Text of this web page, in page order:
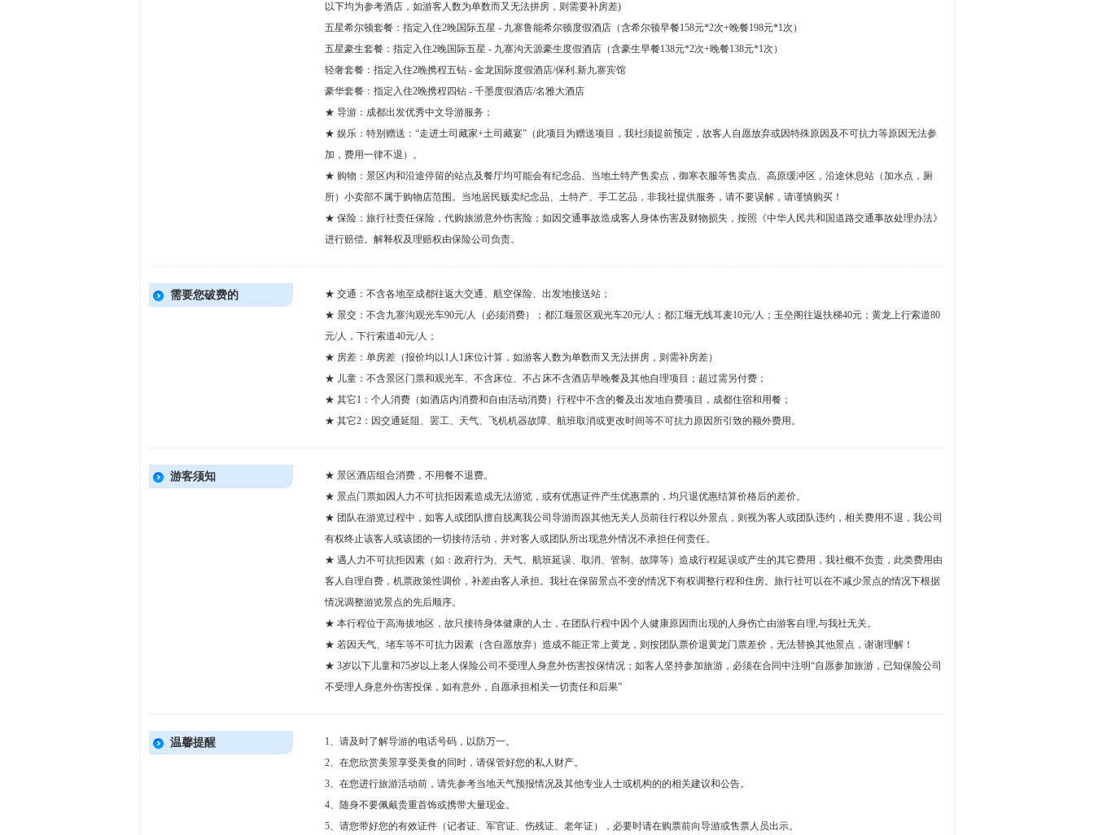
以下均为参考酒店，如游客人数为单数而又无法拼房，则需要补房差)
五星希尔顿套餐：指定入住2晚国际五星 - 九寨鲁能希尔顿度假酒店（含希尔顿早餐158元*2次+晚餐198元*1次）
五星豪生套餐：指定入住2晚国际五星 - 九寨沟天源豪生度假酒店（含豪生早餐138元*2次+晚餐138元*1次）
轻奢套餐：指定入住2晚携程五钻 - 金龙国际度假酒店/保利.新九寨宾馆
豪华套餐：指定入住2晚携程四钻 - 千墨度假酒店/名雅大酒店
★ 导游：成都出发优秀中文导游服务；
★ 娱乐：特别赠送：“走进土司藏家+土司藏宴”（此项目为赠送项目，我社须提前预定，故客人自愿放弃或因特殊原因及不可抗力等原因无法参
加，费用一律不退）。
★ 购物：景区内和沿途停留的站点及餐厅均可能会有纪念品、当地土特产售卖点，御寒衣服等售卖点、高原缓冲区，沿途休息站（加水点，厕
所）小卖部不属于购物店范围。当地居民贩卖纪念品、土特产、手工艺品，非我社提供服务，请不要误解，请谨慎购买！
★ 保险：旅行社责任保险，代购旅游意外伤害险；如因交通事故造成客人身体伤害及财物损失，按照《中华人民共和国道路交通事故处理办法》
进行赔偿。解释权及理赔权由保险公司负责。
需要您破费的
★ 交通：不含各地至成都往返大交通、航空保险、出发地接送站；
★ 景交：不含九寨沟观光车90元/人（必须消费）；都江堰景区观光车20元/人；都江堰无线耳麦10元/人；玉垒阁往返扶梯40元；黄龙上行索道80
元/人，下行索道40元/人；
★ 房差：单房差（报价均以1人1床位计算，如游客人数为单数而又无法拼房，则需补房差）
★ 儿童：不含景区门票和观光车、不含床位、不占床不含酒店早晚餐及其他自理项目；超过需另付费；
★ 其它1：个人消费（如酒店内消费和自由活动消费）行程中不含的餐及出发地自费项目，成都住宿和用餐；
★ 其它2：因交通延阻、罢工、天气、飞机机器故障、航班取消或更改时间等不可抗力原因所引致的额外费用。
游客须知
★ 景区酒店组合消费，不用餐不退费。
★ 景点门票如因人力不可抗拒因素造成无法游览，或有优惠证件产生优惠票的，均只退优惠结算价格后的差价。
★ 团队在游览过程中，如客人或团队擅自脱离我公司导游而跟其他无关人员前往行程以外景点，则视为客人或团队违约，相关费用不退，我公司
有权终止该客人或该团的一切接待活动，并对客人或团队所出现意外情况不承担任何责任。
★ 遇人力不可抗拒因素（如：政府行为、天气、航班延误、取消、管制、故障等）造成行程延误或产生的其它费用，我社概不负责，此类费用由
客人自理自费，机票政策性调价，补差由客人承担。我社在保留景点不变的情况下有权调整行程和住房。旅行社可以在不减少景点的情况下根据
情况调整游览景点的先后顺序。
★ 本行程位于高海拔地区，故只接待身体健康的人士，在团队行程中因个人健康原因而出现的人身伤亡由游客自理,与我社无关。
★ 若因天气、堵车等不可抗力因素（含自愿放弃）造成不能正常上黄龙，则按团队票价退黄龙门票差价，无法替换其他景点，谢谢理解！
★ 3岁以下儿童和75岁以上老人保险公司不受理人身意外伤害投保情况；如客人坚持参加旅游，必须在合同中注明“自愿参加旅游，已知保险公司
不受理人身意外伤害投保，如有意外，自愿承担相关一切责任和后果”
温馨提醒
1、请及时了解导游的电话号码，以防万一。
2、在您欣赏美景享受美食的同时，请保管好您的私人财产。
3、在您进行旅游活动前，请先参考当地天气预报情况及其他专业人士或机构的的相关建议和公告。
4、随身不要佩戴贵重首饰或携带大量现金。
5、请您带好您的有效证件（记者证、军官证、伤残证、老年证），必要时请在购票前向导游或售票人员出示。